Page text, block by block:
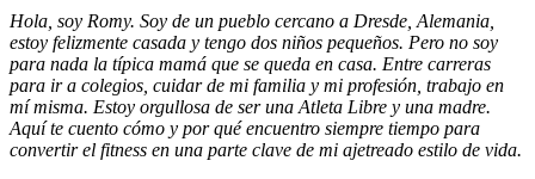
Hola, soy Romy. Soy de un pueblo cercano a Dresde, Alemania,
estoy felizmente casada y tengo dos niños pequeños. Pero no soy
para nada la típica mamá que se queda en casa. Entre carreras
para ir a colegios, cuidar de mi familia y mi profesión, trabajo en
mí misma. Estoy orgullosa de ser una Atleta Libre y una madre.
Aquí te cuento cómo y por qué encuentro siempre tiempo para
convertir el fitness en una parte clave de mi ajetreado estilo de vida.